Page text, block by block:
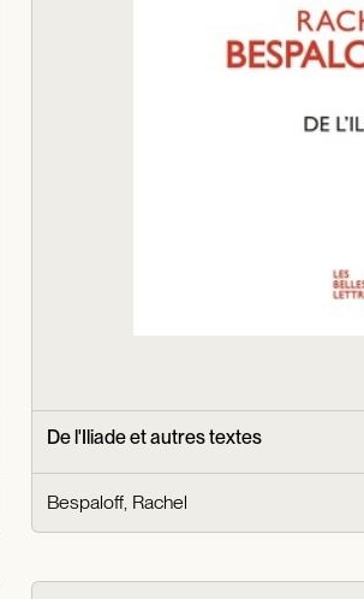
De l'Iliade et autres textes
Bespaloff, Rachel